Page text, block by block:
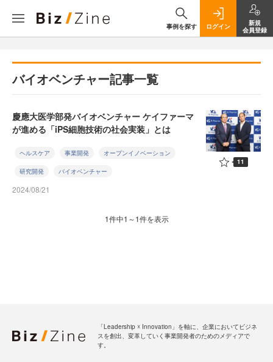
事例を探す ログイン
新規
会員登録
バイオベンチャー記事一覧
慶應大医学部発バイオベンチャー ケイファーマ
が進める「iPS細胞技術の社会実装」とは
ヘルスケア 事業開発 オープンイノベーション
研究開発 バイオベンチャー
2024/08/21
11
1件中1～1件を表示
「Leadership ☓ Innovation」を軸に、企業においてビジネ
スを創出、変革していく事業開発者のためのメディアで
す。